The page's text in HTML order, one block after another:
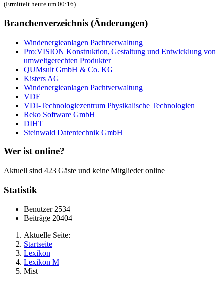
(Ermittelt heute um 00:16)
Branchenverzeichnis (Änderungen)
Windenergieanlagen Pachtverwaltung
Pro:VISION Konstruktion, Gestaltung und Entwicklung von
umweltgerechten Produkten
QUMsult GmbH & Co. KG
Kisters AG
Windenergieanlagen Pachtverwaltung
VDE
VDI-Technologiezentrum Physikalische Technologien
Reko Software GmbH
DIHT
Steinwald Datentechnik GmbH
Wer ist online?
Aktuell sind 423 Gäste und keine Mitglieder online
Statistik
Benutzer2534
Beiträge 20404
Aktuelle Seite:
Startseite
Lexikon
Lexikon M
Mist